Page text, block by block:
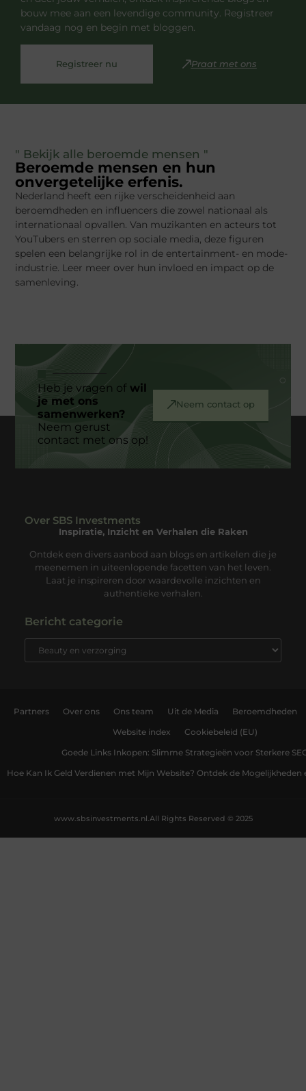
bouw mee aan een levendige community. Registreer
vandaag nog en begin met bloggen.
Registreer nu Praat met ons
" Bekijk alle beroemde mensen "
Beroemde mensen en hun
onvergetelijke erfenis.
Nederland heeft een rijke verscheidenheid aan
beroemdheden en influencers die zowel nationaal als
internationaal opvallen. Van muzikanten en acteurs tot
YouTubers en sterren op sociale media, deze figuren
spelen een belangrijke rol in de entertainment- en mode-
industrie. Leer meer over hun invloed en impact op de
samenleving.
Heb je vragen ofwil
je met ons
samenwerken?
Neem gerust
contact met ons op!
Neem contact op
Over SBS Investments
Inspiratie, Inzicht en Verhalen die Raken
Ontdek een divers aanbod aan blogs en artikelen die je
meenemen in uiteenlopende facetten van het leven.
Laat je inspireren door waardevolle inzichten en
authentieke verhalen.
Bericht categorie
Partners Over ons Ons team Uit de Media Beroemdheden
Website index Cookiebeleid (EU)
Goede Links Inkopen: Slimme Strategieën voor Sterkere
Hoe Kan Ik Geld Verdienen met Mijn Website? Ontdek de Mogelijkheden
All Rights Reserved © 2025
www.sbsinvestments.nl.